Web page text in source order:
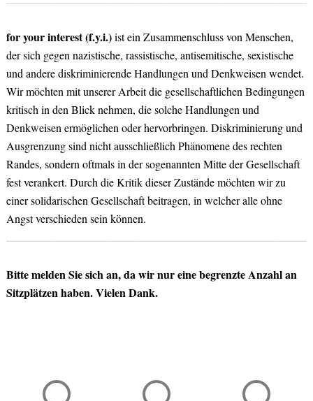
for your interest (f.y.i.)ist ein Zusammenschluss von Menschen,
der sich gegen nazistische, rassistische, antisemitische, sexistische
und andere diskriminierende Handlungen und Denkweisen wendet.
Wir möchten mit unserer Arbeit die gesellschaftlichen Bedingungen
kritisch in den Blick nehmen, die solche Handlungen und
Denkweisen ermöglichen oder hervorbringen. Diskriminierung und
Ausgrenzung sind nicht ausschließlich Phänomene des rechten
Randes, sondern oftmals in der sogenannten Mitte der Gesellschaft
fest verankert. Durch die Kritik dieser Zustände möchten wir zu
einer solidarischen Gesellschaft beitragen, in welcher alle ohne
Angst verschieden sein können.
Bitte melden Sie sich an, da wir nur eine begrenzte Anzahl an
Sitzplätzen haben. Vielen Dank.
Vorherige
Übersicht
Nächste